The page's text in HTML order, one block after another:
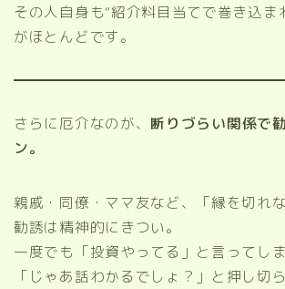
その人自身も“紹介料目当てで巻き込ま
がほとんどです。
さらに厄介なのが、 断りづらい関係で
ン。
親戚・同僚・ママ友など、「縁を切れ
勧誘は精神的にきつい。
一度でも「投資やってる」と言ってしま
「じゃあ話わかるでしょ？」と押し切